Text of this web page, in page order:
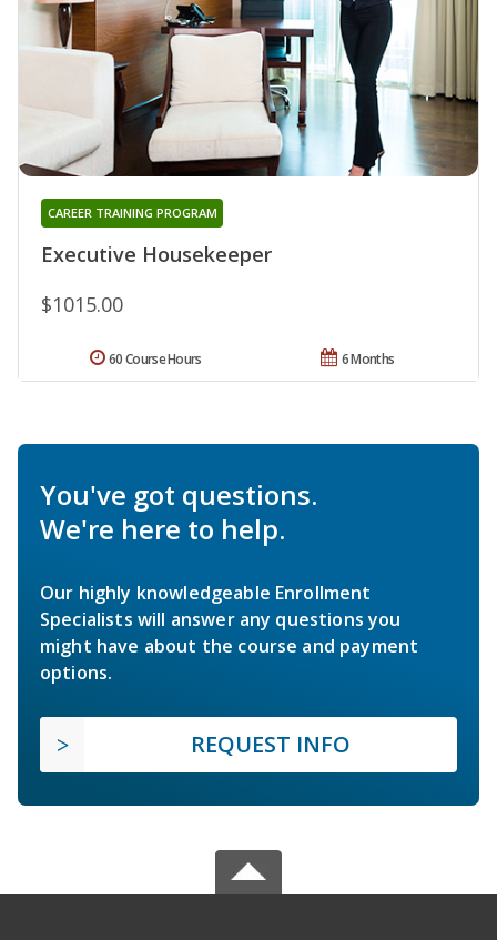
Executive Housekeeper
CAREER TRAINING PROGRAM
$1015.00
6 Months
60 Course Hours
You've got questions.
We're here to help.
Our highly knowledgeable Enrollment
Specialists will answer any questions you
might have about the course and payment
options.
REQUEST INFO